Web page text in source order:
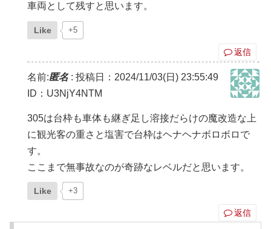
車両として残すと思います。
Like +5
返信
名前:匿名: 投稿日：2024/11/03(日) 23:55:49
ID：U3NjY4NTM
305は台枠も車体も継ぎ足し溶接だらけの魔改造な上
に観光客の重さと塩害で台枠はヘナヘナボロボロで
す。
ここまで無事故なのが奇跡なレベルだと思います。
Like +3
返信